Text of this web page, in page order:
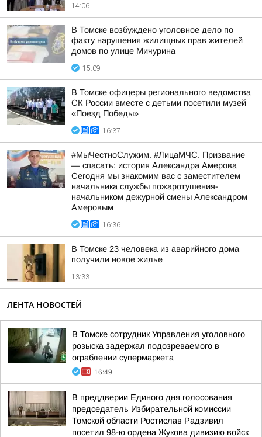
14:06
В Томске возбуждено уголовное дело по
факту нарушения жилищных прав жителей
домов по улице Мичурина
15:09
В Томске офицеры регионального ведомства
СК России вместе с детьми посетили музей
«Поезд Победы»
16:37
#МыЧестноСлужим. #ЛицаМЧС. Призвание
— спасать: история Александра Амерова
Сегодня мы знакомим вас с заместителем
начальника службы пожаротушения-
начальником дежурной смены Александром
Амеровым
16:36
В Томске 23 человека из аварийного дома
получили новое жилье
13:33
ЛЕНТА НОВОСТЕЙ
В Томске сотрудник Управления уголовного
розыска задержал подозреваемого в
ограблении супермаркета
16:49
В преддверии Единого дня голосования
председатель Избирательной комиссии
Томской области Ростислав Радзивил
посетил 98-ю ордена Жукова дивизию войск